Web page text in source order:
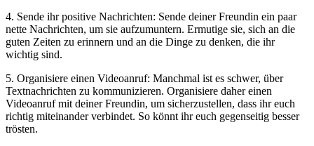
4. Sende ihr positive Nachrichten: Sende deiner Freundin ein paar
nette Nachrichten, um sie aufzumuntern. Ermutige sie, sich an die
guten Zeiten zu erinnern und an die Dinge zu denken, die ihr
wichtig sind.
5. Organisiere einen Videoanruf: Manchmal ist es schwer, über
Textnachrichten zu kommunizieren. Organisiere daher einen
Videoanruf mit deiner Freundin, um sicherzustellen, dass ihr euch
richtig miteinander verbindet. So könnt ihr euch gegenseitig besser
trösten.